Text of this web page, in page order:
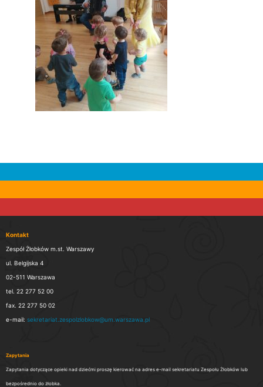
Kontakt
Zespół Żłobków m.st. Warszawy
ul. Belgijska 4
02-511 Warszawa
tel. 22 277 52 00
fax. 22 277 50 02
e-mail: sekretariat.zespolzlobkow@um.warszawa.pl
Zapytania
Zapytania dotyczące opieki nad dziećmi proszę kierować na adres e-mail sekretariatu Zespołu Żłobków lub
bezpośrednio do żłobka.